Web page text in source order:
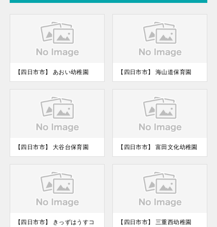
【四日市市】 あおい幼稚園 【四日市市】 海山道保育園
【四日市市】 大谷台保育園 【四日市市】 富田文化幼稚園
【四日市市】 きっずはうすコ
【四日市市】 三重西幼稚園